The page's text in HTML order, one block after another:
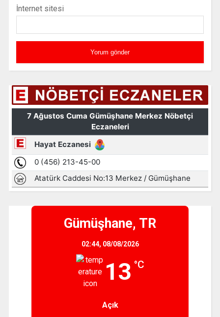
İnternet sitesi
Gümüşhane, TR
02:44, 08/08/2026
13 °C
Açık